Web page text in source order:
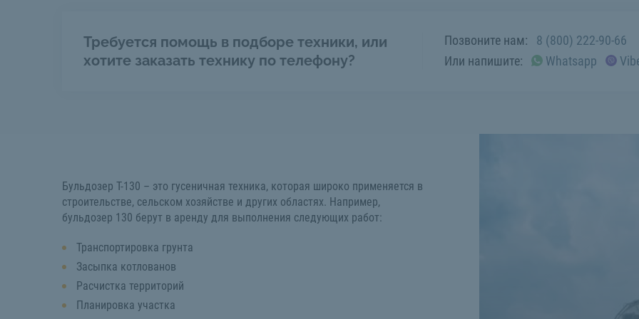
Требуется помощь в подборе техники, или
хотите заказать технику по телефону?
Позвоните нам:
8 (800) 222-90-66
Или напишите:
Whatsapp
Бульдозер Т-130 – это гусеничная техника, которая широко применяется в
строительстве, сельском хозяйстве и других областях. Например,
бульдозер 130 берут в аренду для выполнения следующих работ:
Транспортировка грунта
Засыпка котлованов
Расчистка территорий
Планировка участка